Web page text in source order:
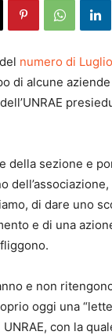
numero di
di alcune
della sezione e
di dare uno
e di una
e non
oggi una
con la